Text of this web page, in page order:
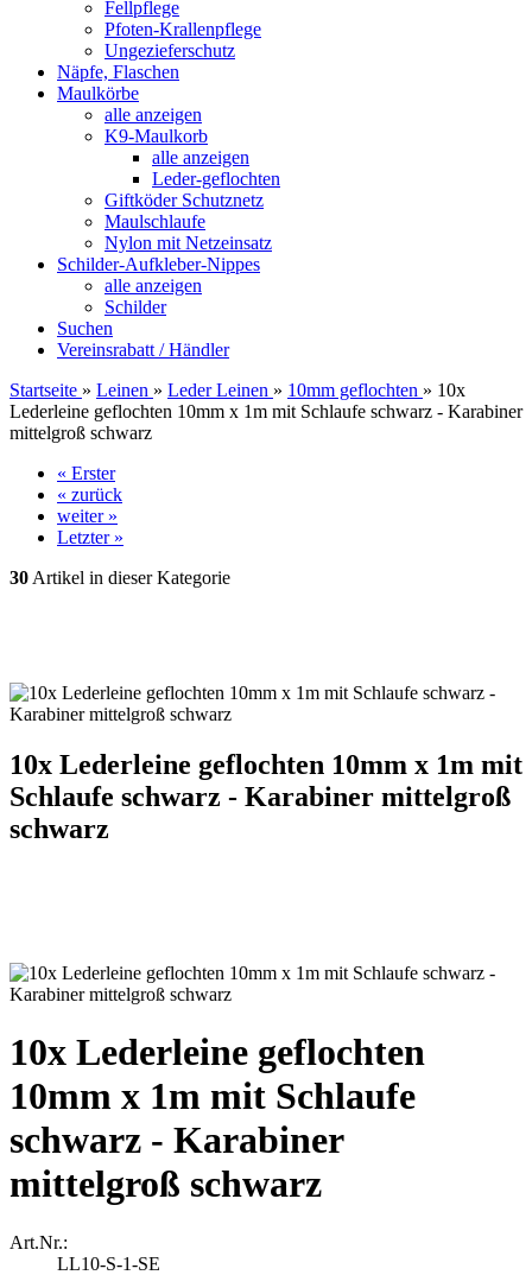
Fellpflege
Pfoten-Krallenpflege
Ungezieferschutz
Näpfe, Flaschen
Maulkörbe
alle anzeigen
K9-Maulkorb
alle anzeigen
Leder-geflochten
Giftköder Schutznetz
Maulschlaufe
Nylon mit Netzeinsatz
Schilder-Aufkleber-Nippes
alle anzeigen
Schilder
Suchen
Vereinsrabatt / Händler
Startseite » Leinen » Leder Leinen » 10mm geflochten » 10x
Lederleine geflochten 10mm x 1m mit Schlaufe schwarz - Karabiner
mittelgroß schwarz
« Erster
« zurück
weiter »
Letzter »
30 Artikel in dieser Kategorie
10x Lederleine geflochten 10mm x 1m mit
Schlaufe schwarz - Karabiner mittelgroß
schwarz
10x Lederleine geflochten
10mm x 1m mit Schlaufe
schwarz - Karabiner
mittelgroß schwarz
Art.Nr.:
LL10-S-1-SE